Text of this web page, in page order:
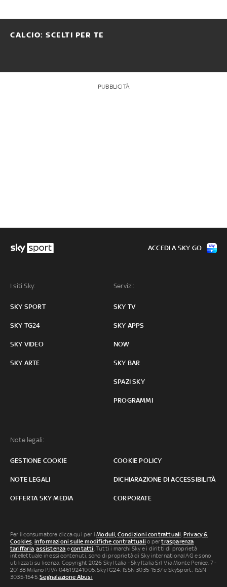
CALCIO: SCELTI PER TE
PUBBLICITÀ
I siti Sky:
SKY SPORT
SKY TG24
SKY VIDEO
SKY ARTE
Servizi:
SKY TV
SKY APPS
NOW
SKY BAR
SPAZI SKY
PROGRAMMI
Note legali:
GESTIONE COOKIE COOKIE POLICY
NOTE LEGALI DICHIARAZIONE DI ACCESSIBILITÀ
OFFERTA SKY MEDIA CORPORATE
ACCEDI A SKY GO
Per il consumatore clicca qui per iModuli, Condizioni contrattuali, Privacy &
Cookies, informazioni sulle modifiche contrattuali o pertrasparenza
tariffaria,assistenza econtatti. Tutti i marchi Sky e i diritti di proprietà
intellettuale in essi contenuti, sono di proprietà di Sky international AG e sono
utilizzati su licenza. Copyright 2026 Sky Italia - Sky Italia Srl Via Monte Penice, 7 -
20138 Milano P.IVA 04619241005. SkyTG24: ISSN 3035-1537 e SkySport: ISSN
3035-1545.Segnalazione Abusi